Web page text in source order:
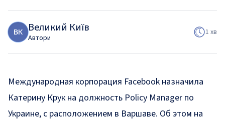
ВК Великий Київ
Автори
1 хв
Международная корпорация Facebook назначила
Катерину Крук на должность Policy Manager по
Украине, с расположением в Варшаве. Об этом на